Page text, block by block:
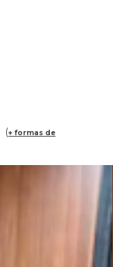
+ formas de